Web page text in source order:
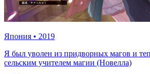
Япония • 2019
Я был уволен из придворных магов и
сельским учителем магии (Новелла)